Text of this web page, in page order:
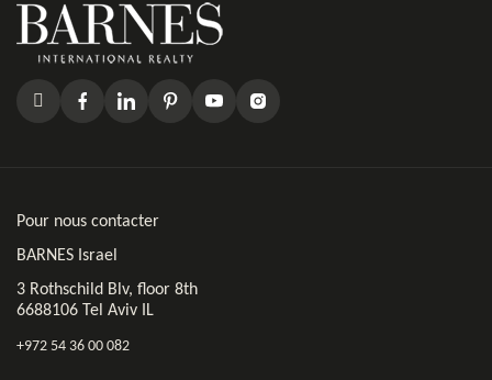
Pour nous contacter
BARNES Israel
3 Rothschild Blv, floor 8th
6688106 Tel Aviv IL
+972 54 36 00 082